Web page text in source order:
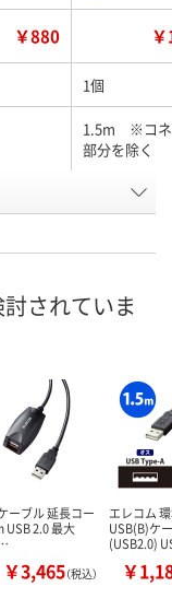
￥880
1個
1.5m ※コネ
部分を除く
A600162
カ
されていま
ーブル 延長コー
USB 2.0 最大
￥3,465（税込）
エレコム
USB(B)ケ
(USB2.0)
￥